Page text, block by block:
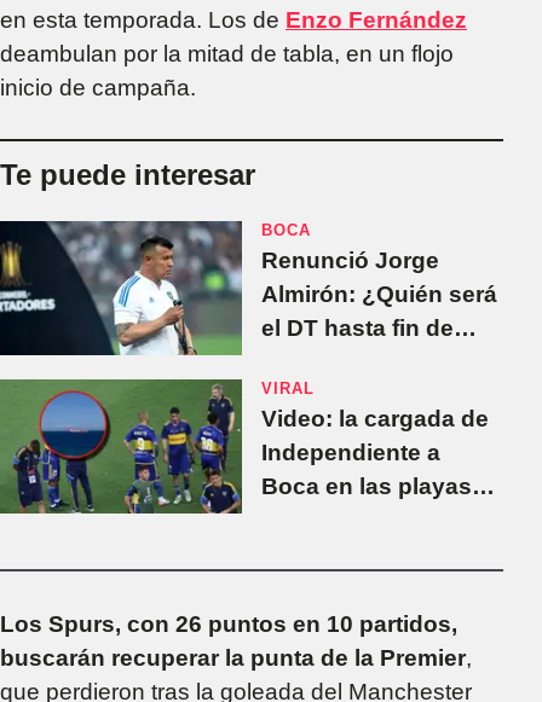
en esta temporada. Los de Enzo Fernández
deambulan por la mitad de tabla, en un flojo
inicio de campaña.
Te puede interesar
BOCA
Renunció Jorge
Almirón: ¿Quién será
el DT hasta fin de
VIRAL
Video: la cargada de
Independiente a
Boca en las playas
Los Spurs, con 26 puntos en 10 partidos,
buscarán recuperar la punta de la Premier,
que perdieron tras la goleada del Manchester